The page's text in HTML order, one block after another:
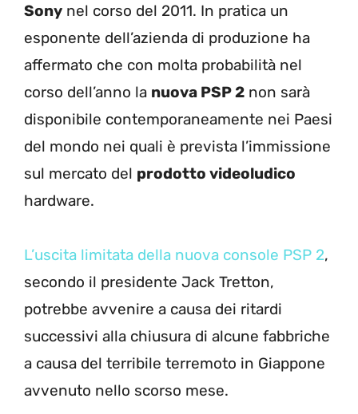
Sony nel corso del 2011. In pratica un
esponente dell’azienda di produzione ha
affermato che con molta probabilità nel
corso dell’anno la nuova PSP 2 non sarà
disponibile contemporaneamente nei Paesi
del mondo nei quali è prevista l’immissione
sul mercato del prodotto videoludico
hardware.
L’uscita limitata della nuova console PSP 2,
secondo il presidente Jack Tretton,
potrebbe avvenire a causa dei ritardi
successivi alla chiusura di alcune fabbriche
a causa del terribile terremoto in Giappone
avvenuto nello scorso mese.